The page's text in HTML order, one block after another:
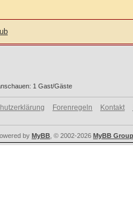
1 Gast/Gäste
Forenregeln Kontakt
by MyBB , © 2002-2026 MyBB Group